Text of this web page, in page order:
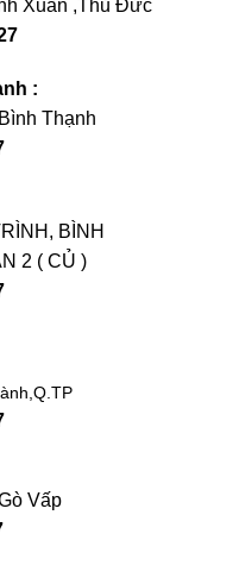
Xuân ,Thủ Đức
:
Thạnh
BÌNH
2 ( CỦ )
Vấp